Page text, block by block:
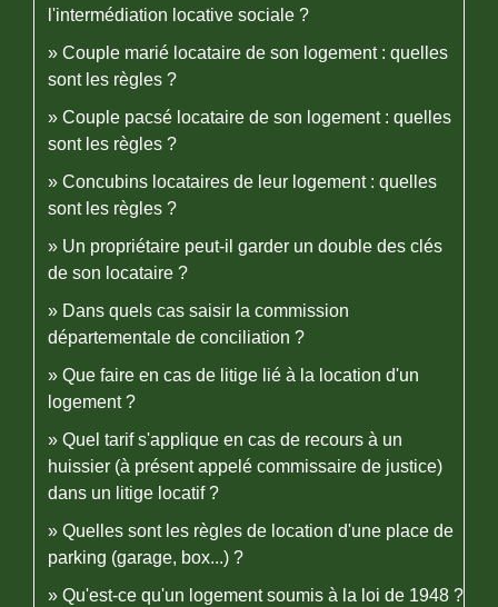
l'intermédiation locative sociale ?
Couple marié locataire de son logement : quelles
sont les règles ?
Couple pacsé locataire de son logement : quelles
sont les règles ?
Concubins locataires de leur logement : quelles
sont les règles ?
Un propriétaire peut-il garder un double des clés
de son locataire ?
Dans quels cas saisir la commission
départementale de conciliation ?
Que faire en cas de litige lié à la location d'un
logement ?
Quel tarif s'applique en cas de recours à un
huissier (à présent appelé commissaire de justice)
dans un litige locatif ?
Quelles sont les règles de location d'une place de
parking (garage, box...) ?
Qu'est-ce qu'un logement soumis à la loi de 1948 ?